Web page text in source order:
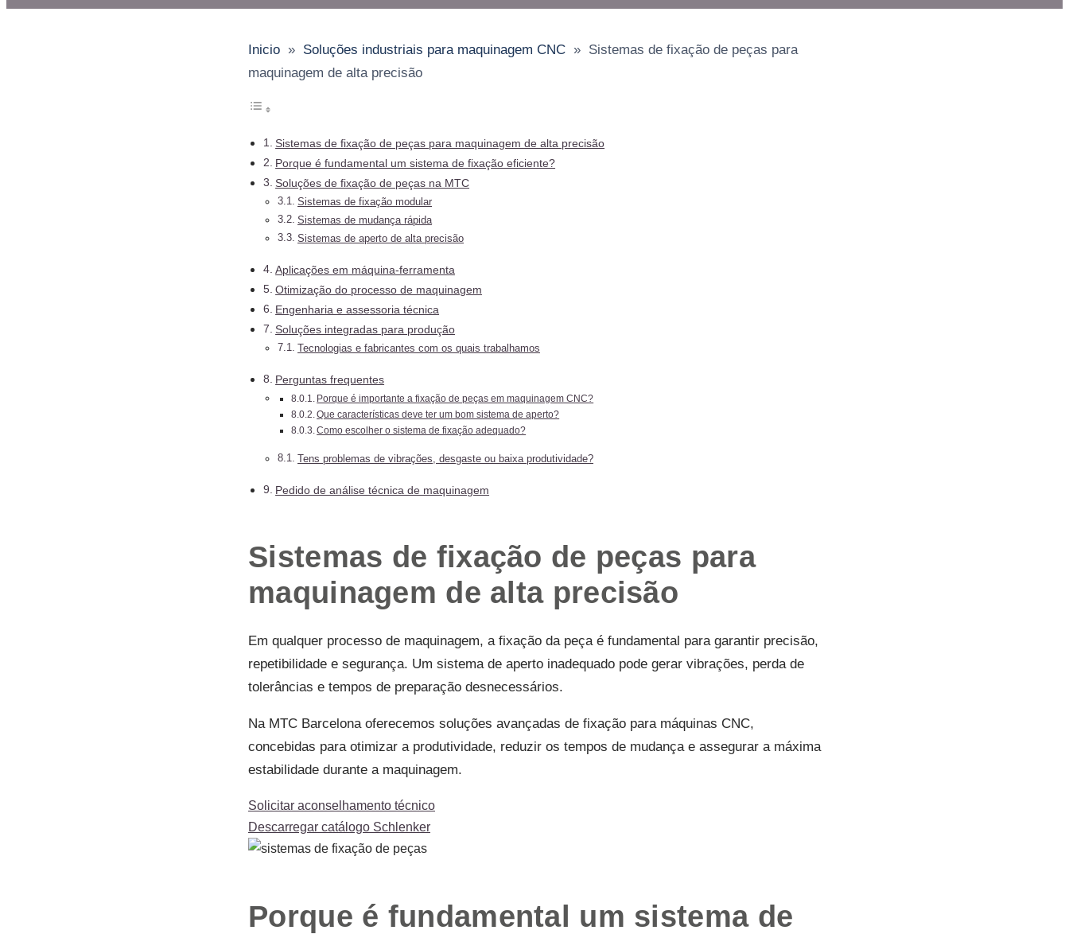
Inicio » Soluções industriais para maquinagem CNC » Sistemas de fixação de peças para
maquinagem de alta precisão
Sistemas de fixação de peças para maquinagem de alta precisão
Porque é fundamental um sistema de fixação eficiente?
Soluções de fixação de peças na MTC
Sistemas de fixação modular
Sistemas de mudança rápida
Sistemas de aperto de alta precisão
Aplicações em máquina-ferramenta
Otimização do processo de maquinagem
Engenharia e assessoria técnica
Soluções integradas para produção
Tecnologias e fabricantes com os quais trabalhamos
Perguntas frequentes
Porque é importante a fixação de peças em maquinagem CNC?
Que características deve ter um bom sistema de aperto?
Como escolher o sistema de fixação adequado?
Tens problemas de vibrações, desgaste ou baixa produtividade?
Pedido de análise técnica de maquinagem
Sistemas de fixação de peças para
maquinagem de alta precisão
Em qualquer processo de maquinagem, a fixação da peça é fundamental para garantir precisão,
repetibilidade e segurança. Um sistema de aperto inadequado pode gerar vibrações, perda de
tolerâncias e tempos de preparação desnecessários.
Na MTC Barcelona oferecemos soluções avançadas de fixação para máquinas CNC,
concebidas para otimizar a produtividade, reduzir os tempos de mudança e assegurar a máxima
estabilidade durante a maquinagem.
Solicitar aconselhamento técnico
Descarregar catálogo Schlenker
Porque é fundamental um sistema de